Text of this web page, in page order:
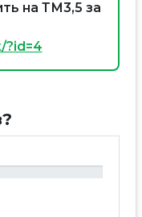
на ТМ3,5 за
?id=4